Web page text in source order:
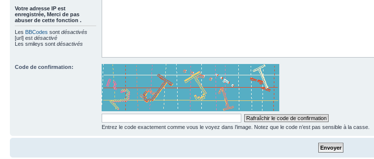
Votre adresse ΙΡ est
enregistrée, Merci de pas
abuser de cette fonction .
Les BBCodes sont désactivés
[url] est désactivé
Les smileys sont désactivés
Code de confirmation:
Entrez le code exactement comme vous le voyez dans l’image. Notez que le code n’est pas sensible à la casse.